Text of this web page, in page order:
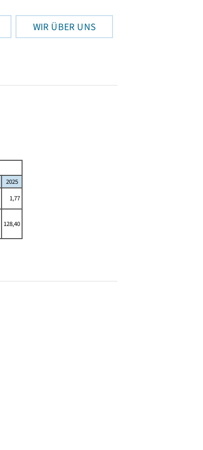
WIR ÜBER UNS
2025
1,77
128,40